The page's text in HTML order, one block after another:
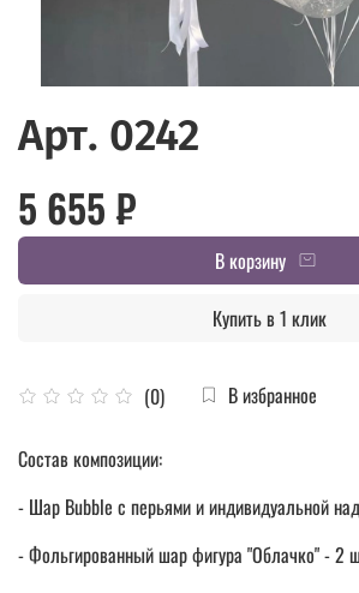
Арт. 0242
(0) В избранное
5 655 ₽
В корзину
Купить в 1 клик
Состав композиции:
- Шар Bubble с перьями и индивидуальной
- Фольгированный шар фигура "Облачко" - 2